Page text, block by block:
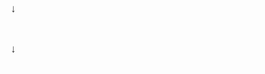
↓
↓